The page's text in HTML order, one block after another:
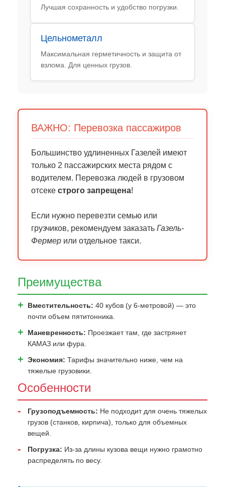
Лучшая сохранность и удобство погрузки.
Цельнометалл
Максимальная герметичность и защита от
взлома. Для ценных грузов.
ВАЖНО: Перевозка пассажиров
Большинство удлиненных Газелей имеют
только 2 пассажирских места рядом с
водителем. Перевозка людей в грузовом
отсеке строго запрещена!
Если нужно перевезти семью или
грузчиков, рекомендуем заказать Газель-
Фермер или отдельное такси.
Преимущества
Вместительность: 40 кубов (у 6-метровой) — это
почти объем пятитонника.
Маневренность: Проезжает там, где застрянет
КАМАЗ или фура.
Экономия: Тарифы значительно ниже, чем на
тяжелые грузовики.
Особенности
Грузоподъемность: Не подходит для очень тяжелых
грузов (станков, кирпича), только для объемных
вещей.
Погрузка: Из-за длины кузова вещи нужно грамотно
распределять по весу.